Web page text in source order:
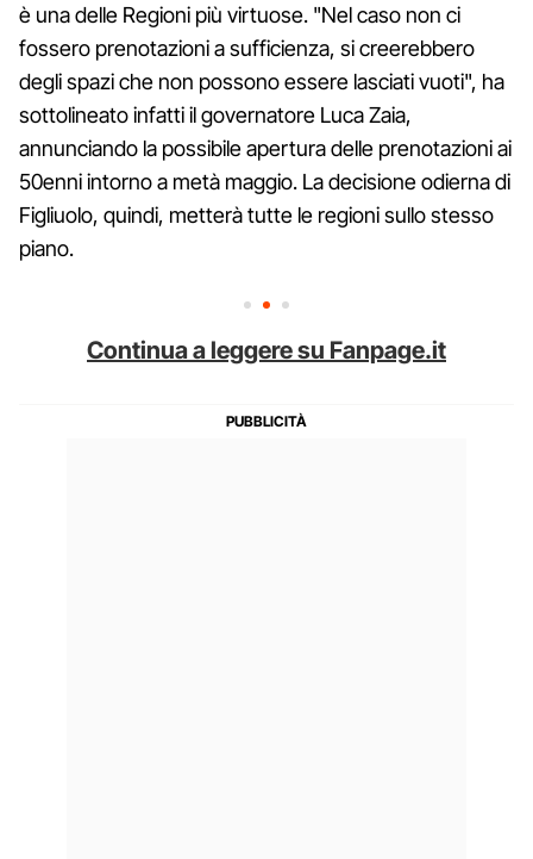
è una delle Regioni più virtuose. "Nel caso non ci
fossero prenotazioni a sufficienza, si creerebbero
degli spazi che non possono essere lasciati vuoti", ha
sottolineato infatti il governatore Luca Zaia,
annunciando la possibile apertura delle prenotazioni ai
50enni intorno a metà maggio. La decisione odierna di
Figliuolo, quindi, metterà tutte le regioni sullo stesso
piano.
Continua a leggere su Fanpage.it